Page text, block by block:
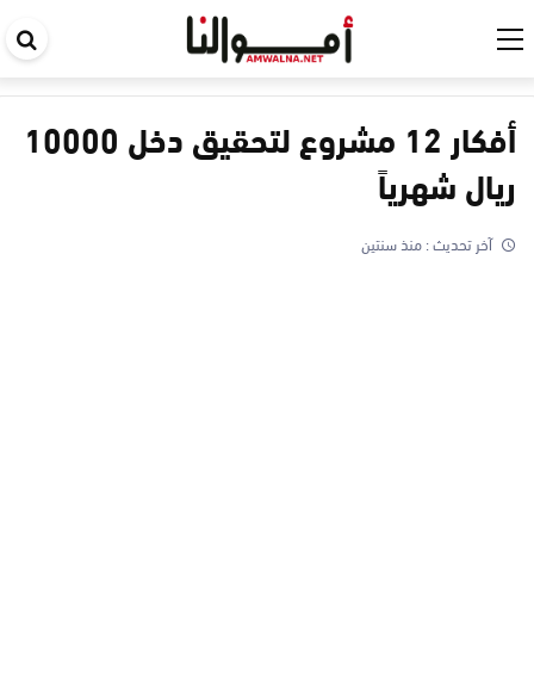
أفكار 12 مشروع لتحقيق دخل 10000
ريال شهرياً
آخر تحديث :منذ سنتين